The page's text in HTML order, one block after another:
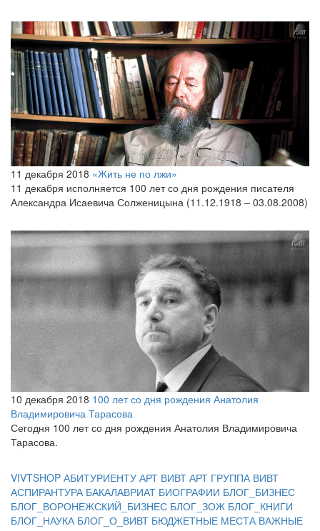
11 декабря 2018 «Жить не по лжи»
11 декабря исполняется 100 лет со дня рождения писателя
Александра Исаевича Солженицына (11.12.1918 – 03.08.2008)
10 декабря 2018 100 лет со дня рождения Анатолия
Владимировича Тарасова
Сегодня 100 лет со дня рождения Анатолия Владимировича
Тарасова.
VIVTSHOP АБИТУРИЕНТУ АРТ ВИВТ АРТ ГРУППА ВИВТ
АСПИРАНТУРА БАКАЛАВРИАТ БИОГРАФИИ БЛОГ_БИЗНЕС
БЛОГ_ВОРОНЕЖСКИЙ_БИЗНЕС БЛОГ_ЗОЖ БЛОГ_КНИГИ
БЛОГ_НАУКА БЛОГ_О_ВИВТ БЮДЖЕТНЫЕ МЕСТА ВАЖНЫЕ